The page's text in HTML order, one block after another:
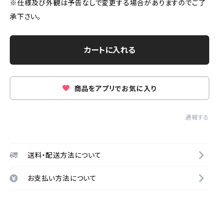
※仕様及び外観は予告なしで変更する場合がありますのでご了
承下さい。
カートに入れる
商品をアプリでお気に入り
通報する
送料・配送方法について
お支払い方法について